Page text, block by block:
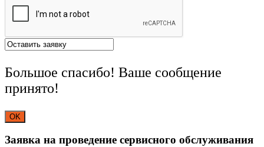
Большое спасибо! Ваше сообщение
принято!
OK
Заявка на проведение сервисного обслуживания